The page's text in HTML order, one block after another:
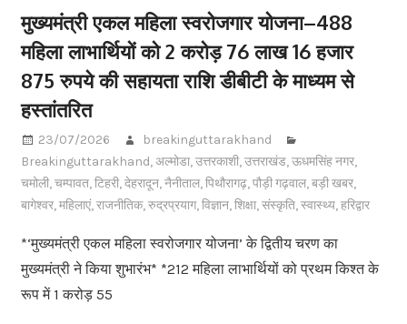
मुख्यमंत्री एकल महिला स्वरोजगार योजना–488
महिला लाभार्थियों को 2 करोड़ 76 लाख 16 हजार
875 रुपये की सहायता राशि डीबीटी के माध्यम से
हस्तांतरित
23/07/2026
breakinguttarakhand
Breakinguttarakhand,अल्मोडा,उत्तरकाशी,उत्तराखंड,ऊधमसिंह नगर,
चमोली,चम्पावत,टिहरी,देहरादून,नैनीताल,पिथौरागढ़,पौड़ी गढ़वाल,बड़ी खबर,
बागेश्वर,महिलाएं,राजनीतिक,रुद्रप्रयाग,विज्ञान,शिक्षा,संस्कृति,स्वास्थ्य,हरिद्वार
*‘मुख्यमंत्री एकल महिला स्वरोजगार योजना’ के द्वितीय चरण का
मुख्यमंत्री ने किया शुभारंभ* *212 महिला लाभार्थियों को प्रथम किश्त के
रूप में 1 करोड़ 55